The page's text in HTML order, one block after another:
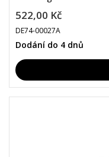
522,00 Kč
DE74-00027A
Dodání do 4 dnů